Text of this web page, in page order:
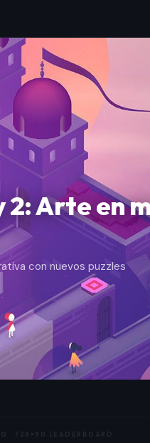
2: Arte en
con nuevos puzzles
·728×90 LEADERBOARD